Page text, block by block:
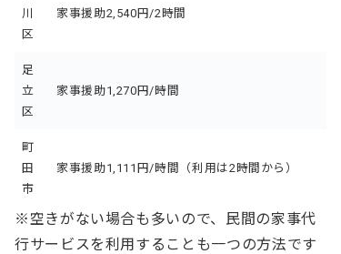
川
区
家事援助2,540円/2時間
足
立
区
家事援助1,270円/時間
町
田
市
家事援助1,111円/時間（利用は2時間から）
※空きがない場合も多いので、民間の家事代
行サービスを利用することも一つの方法です